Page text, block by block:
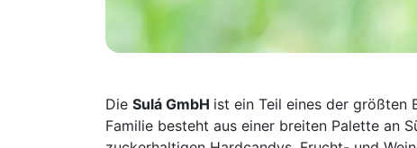
Die Sulá GmbH ist ein Teil eines der größten
Familie besteht aus einer breiten Palette an